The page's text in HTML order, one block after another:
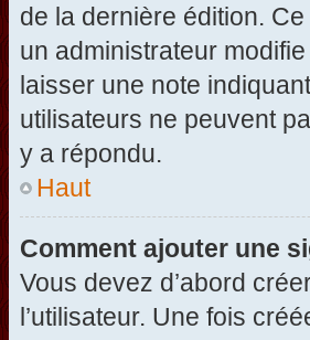
de la dernière édition.
un administrateur
laisser une note
utilisateurs ne peuvent
y a répondu.
Haut
Comment ajouter une
Vous devez d’abord
l’utilisateur. Une fois